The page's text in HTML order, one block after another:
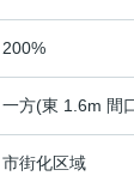
200%
一方(東 1.6m 間
市街化区域